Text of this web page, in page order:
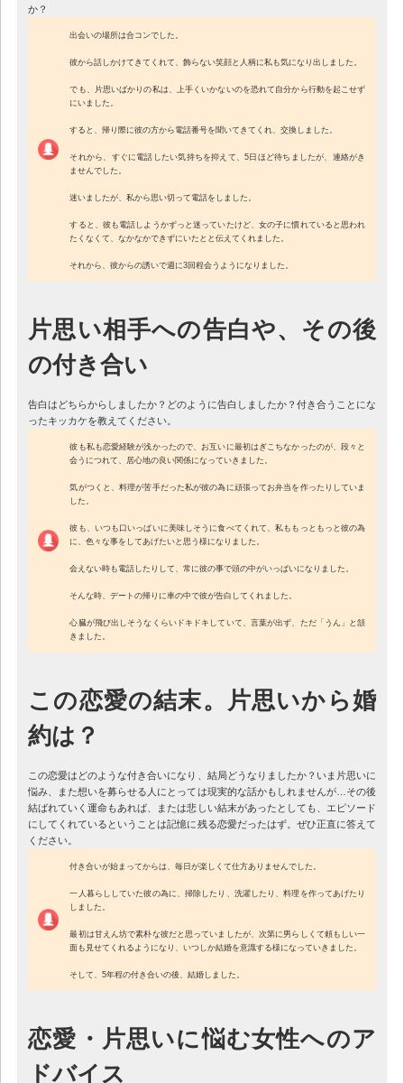
か？
出会いの場所は合コンでした。
彼から話しかけてきてくれて、飾らない笑顔と人柄に私も気になり出しました。
でも、片思いばかりの私は、上手くいかないのを恐れて自分から行動を起こせず
にいました。
すると、帰り際に彼の方から電話番号を聞いてきてくれ、交換しました。
それから、すぐに電話したい気持ちを抑えて、5日ほど待ちましたが、連絡がき
ませんでした。
迷いましたが、私から思い切って電話をしました。
すると、彼も電話しようかずっと迷っていたけど、女の子に慣れていると思われ
たくなくて、なかなかできずにいたとと伝えてくれました。
それから、彼からの誘いで週に3回程会うようになりました。
片思い相手への告白や、その後
の付き合い
告白はどちらからしましたか？どのように告白しましたか？付き合うことにな
ったキッカケを教えてください。
彼も私も恋愛経験が浅かったので、お互いに最初はぎこちなかったのが、段々と
会うにつれて、居心地の良い関係になっていきました。
気がつくと、料理が苦手だった私が彼の為に頑張ってお弁当を作ったりしていま
した。
彼も、いつも口いっぱいに美味しそうに食べてくれて、私ももっともっと彼の為
に、色々な事をしてあげたいと思う様になりました。
会えない時も電話したりして、常に彼の事で頭の中がいっぱいになりました。
そんな時、デートの帰りに車の中で彼が告白してくれました。
心臓が飛び出しそうなくらいドキドキしていて、言葉が出ず、ただ「うん」と頷
きました。
この恋愛の結末。片思いから婚
約は？
この恋愛はどのような付き合いになり、結局どうなりましたか？いま片思いに
悩み、また想いを募らせる人にとっては現実的な話かもしれませんが…その後
結ばれていく運命もあれば、または悲しい結末があったとしても、エピソード
にしてくれているということは記憶に残る恋愛だったはず。ぜひ正直に答えて
ください。
付き合いが始まってからは、毎日が楽しくて仕方ありませんでした。
一人暮らししていた彼の為に、掃除したり、洗濯したり、料理を作ってあげたり
しました。
最初は甘えん坊で素朴な彼だと思っていましたが、次第に男らしくて頼もしい一
面も見せてくれるようになり、いつしか結婚を意識する様になっていきました。
そして、5年程の付き合いの後、結婚しました。
恋愛・片思いに悩む女性へのア
ドバイス